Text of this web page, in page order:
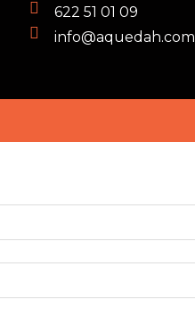
622 51 01 09
info@aquedah.com